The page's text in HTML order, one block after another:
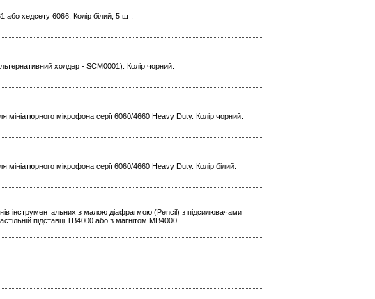
або хедсету 6066. Колір білий, 5 шт.
холдер - SCM0001). Колір чорний.
мікрофона серії 6060/4660 Heavy Duty. Колір чорний.
мікрофона серії 6060/4660 Heavy Duty. Колір білий.
інструментальних з малою діафрагмою (Pencil) з підсилювачами
підставці TB4000 або з магнітом MB4000.